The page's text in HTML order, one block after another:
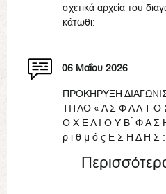
σχετικά αρχεία του
κάτωθι:
06 Μαΐου 2026
ΠΡΟΚΗΡΥΞΗ
ΤΙΤΛΟ « Α Σ Φ Α Λ Τ
Ο Χ Ε Λ Ι Ο Υ Β ́ Φ Α Σ
ρ ι θ μ ό ς Ε Σ Η Δ Η Σ